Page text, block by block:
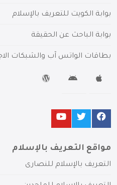
بوابة الكويت للتعريف بالإسلام
بوابة الباحث عن الحقيقة
بطاقات الواتس آب والشبكات
مواقع التعريف بالإسلام
التعريف بالإسلام للنصارى